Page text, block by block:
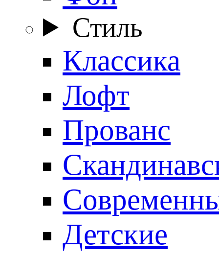
Стиль
Классика
Лофт
Прованс
Детские